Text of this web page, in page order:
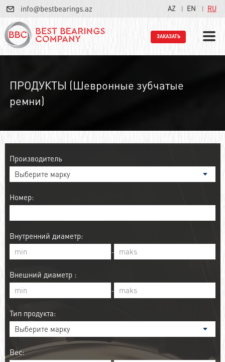
info@bestbearings.az AZ EN RU
ЗАКАЗАТЬ
ПРОДУКТЫ (Шевронные зубчатые
ремни)
Производитель
Номер:
Внутренний диаметр:
-
Внешний диаметр :
-
Тип продукта:
Вес: